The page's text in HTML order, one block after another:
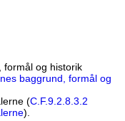
formål og historik
baggrund, formål og
(C.F.9.2.8.3.2
).